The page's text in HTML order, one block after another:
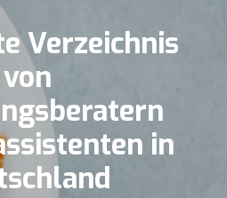
Verzeichnis
von
in